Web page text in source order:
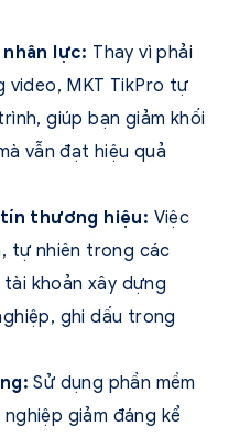
lực: Thay vì phải
video, MKT TikPro tự
giúp bạn giảm khối
vẫn đạt hiệu quả
thương hiệu: Việc
tự nhiên trong các
khoản xây dựng
ghi dấu trong
Sử dụng phần mềm
giảm đáng kể